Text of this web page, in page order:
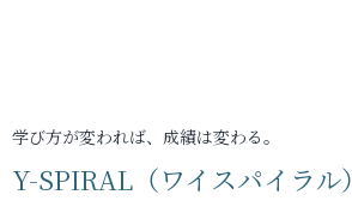
学び方が変われば、成績は変わる。
Y-SPIRAL（ワイスパイラル）